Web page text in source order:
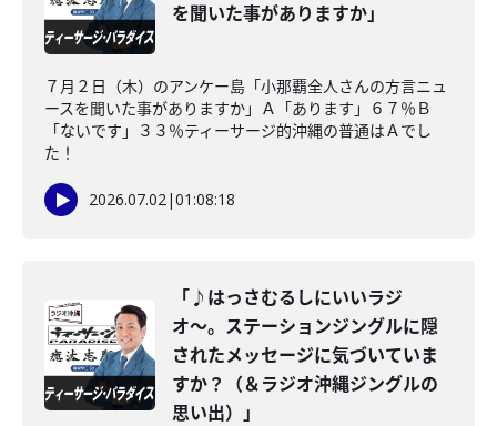
を聞いた事がありますか」
７月２日（木）のアンケー島「小那覇全人さんの方言ニュ
ースを聞いた事がありますか」Ａ「あります」６７％Ｂ
「ないです」３３％ティーサージ的沖縄の普通はＡでし
た！
2026.07.02|01:08:18
「♪はっさむるしにいいラジ
オ〜。ステーションジングルに隠
されたメッセージに気づいていま
すか？（＆ラジオ沖縄ジングルの
思い出）」